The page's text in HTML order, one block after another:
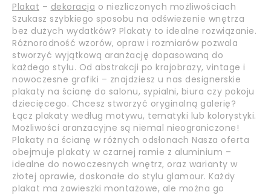
Plakat – dekoracja o niezliczonych możliwościach
Szukasz szybkiego sposobu na odświeżenie wnętrza
bez dużych wydatków? Plakaty to idealne rozwiązanie.
Różnorodność wzorów, opraw i rozmiarów pozwala
stworzyć wyjątkową aranżację dopasowaną do
każdego stylu. Od abstrakcji po krajobrazy, vintage i
nowoczesne grafiki – znajdziesz u nas designerskie
plakaty na ścianę do salonu, sypialni, biura czy pokoju
dziecięcego. Chcesz stworzyć oryginalną galerię?
Łącz plakaty według motywu, tematyki lub kolorystyki.
Możliwości aranżacyjne są niemal nieograniczone!
Plakaty na ścianę w różnych odsłonach Nasza oferta
obejmuje plakaty w czarnej ramie z aluminium –
idealne do nowoczesnych wnętrz, oraz warianty w
złotej oprawie, doskonałe do stylu glamour. Każdy
plakat ma zawieszki montażowe, ale można go